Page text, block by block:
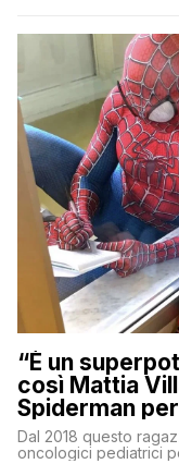
“È un
così Mattia
Spiderman
Dal 2018 questo
oncologici pediatrici